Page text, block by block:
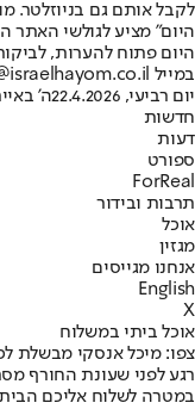
לקבל אותם גם בניוזלטר.
היום" מציע לגולשי האתר
היום פתוח להערות,
במייל hayom@israelhayom.co.il.
יום רביעי, 22.4.2026
ה'
חדשות
דעות
ספורט
ForReal
תרבות ובידור
אוכל
מגזין
אנחנו מגייסים
English
X
אוכל ביתי במשלוח
צפו: מיכל אנסקי מבשלת
רגע לפני שעונת החורף
במטרה לשלוח אליכם